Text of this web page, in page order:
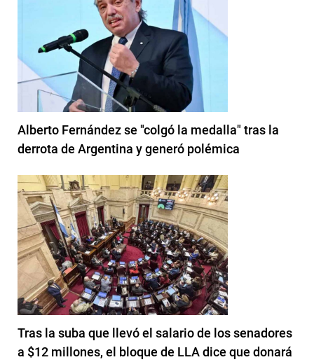
Alberto Fernández se "colgó la medalla" tras la
derrota de Argentina y generó polémica
Tras la suba que llevó el salario de los senadores
a $12 millones, el bloque de LLA dice que donará